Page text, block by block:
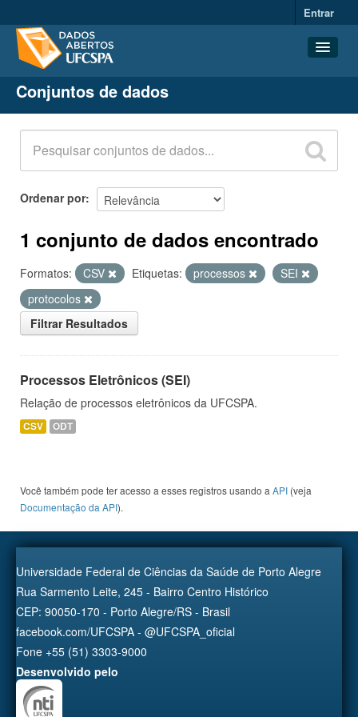
Entrar
Conjuntos de dados
Organizações
Grupos
Sobre
Conjuntos de dados
Ordenar por
1 conjunto de dados encontrado
Formatos: CSV Etiquetas: processos
SEI
protocolos
Filtrar Resultados
Processos Eletrônicos (SEI)
Relação de processos eletrônicos da UFCSPA.
CSV ODT
Você também pode ter acesso a esses registros usando a API (veja
Documentação da API).
Universidade Federal de Ciências da Saúde de Porto Alegre
Rua Sarmento Leite, 245 - Bairro Centro Histórico
CEP: 90050-170 - Porto Alegre/RS - Brasil
facebook.com/UFCSPA - @UFCSPA_oficial
Fone +55 (51) 3303-9000
Desenvolvido pelo